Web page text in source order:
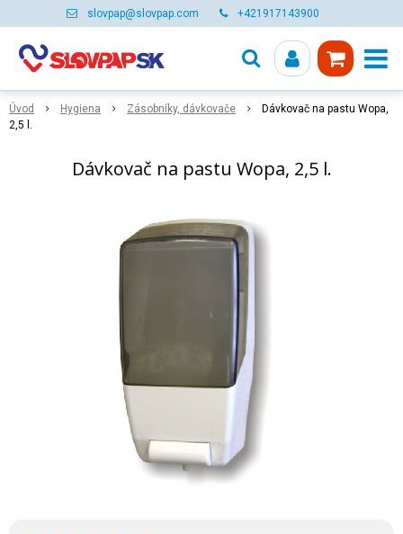
slovpap@slovpap.com +421917143900
Úvod Hygiena Zásobníky, dávkovače
Dávkovač na pastu Wopa,
2,5 l.
Dávkovač na pastu Wopa, 2,5 l.